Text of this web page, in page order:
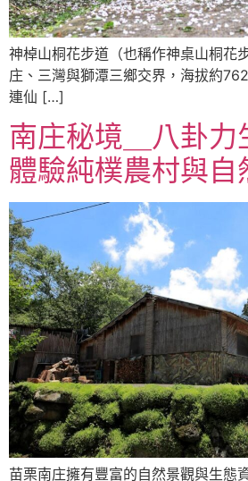
神棹山桐花步道（也稱作神桌山桐花
庄、三灣與獅潭三鄉交界，海拔約
連仙 […]
南庄秘境＿八卦力
體驗純樸農村與自
苗栗南庄擁有豐富的自然景觀與生態